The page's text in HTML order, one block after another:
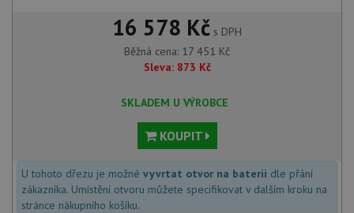
16 578 Kč s DPH
Běžná cena: 17 451 Kč
Sleva: 873 Kč
SKLADEM U VÝROBCE
KOUPIT
U tohoto dřezu je možné vyvrtat otvor na baterii dle přání
zákazníka. Umístění otvoru můžete specifikovat v dalším kroku na
stránce nákupního košíku.